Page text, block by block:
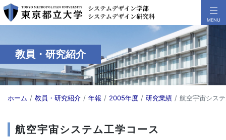
教員・研究紹介
ホーム 教員・研究紹介 年報 2005年度 研究業績 航空宇宙シス
航空宇宙システム工学コース